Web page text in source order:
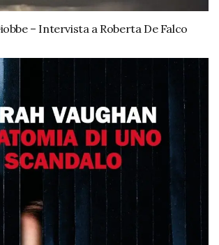
– Intervista a Roberta De Falco